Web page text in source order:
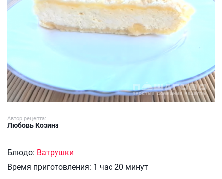
Автор рецепта:
Любовь Козина
Блюдо: Ватрушки
Время приготовления: 1 час 20 минут